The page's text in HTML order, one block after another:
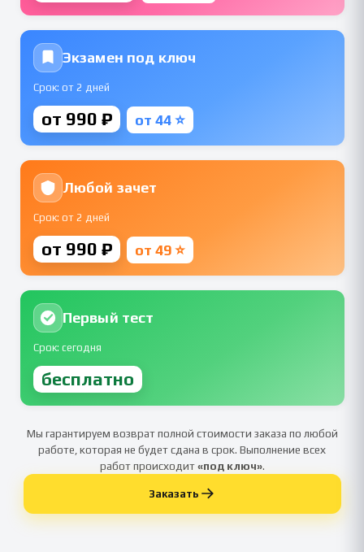
Экзамен под ключ
Срок: от 2 дней
от 990 ₽ от 44 ⭐
Любой зачет
Срок: от 2 дней
от 990 ₽ от 49 ⭐
Первый тест
Срок: сегодня
бесплатно
Мы гарантируем возврат полной стоимости заказа по любой
работе, которая не будет сдана в срок. Выполнение всех
работ происходит«под ключ».
Заказать